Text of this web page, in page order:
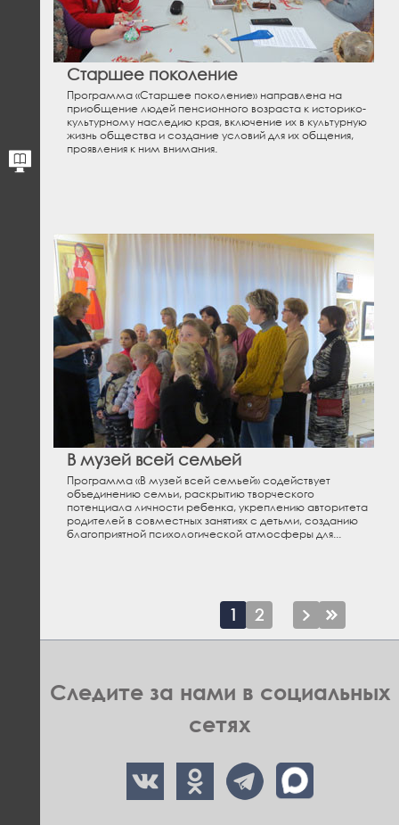
Старшее поколение
Программа «Старшее поколение» направлена на
приобщение людей пенсионного возраста к историко-
культурному наследию края, включение их в культурную
жизнь общества и создание условий для их общения,
проявления к ним внимания.
В музей всей семьей
Программа «В музей всей семьей» содействует
объединению семьи, раскрытию творческого
потенциала личности ребенка, укреплению авторитета
родителей в совместных занятиях с детьми, созданию
благоприятной психологической атмосферы для...
Текущая
страница
1 Page
2
Следующая
страница
Следите за нами в социальных
сетях